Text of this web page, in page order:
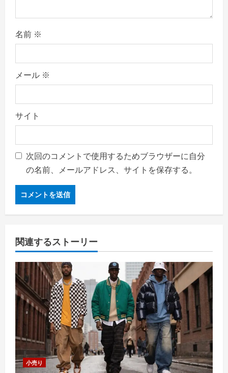
名前 ※
メール ※
サイト
次回のコメントで使用するためブラウザーに自分
の名前、メールアドレス、サイトを保存する。
関連するストーリー
小売り